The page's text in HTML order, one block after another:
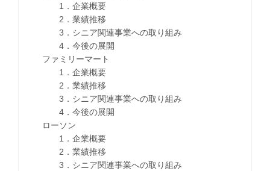
1．企業概要
2．業績推移
3．シニア関連事業への取り組み
4．今後の展開
ファミリーマート
1．企業概要
2．業績推移
3．シニア関連事業への取り組み
4．今後の展開
ローソン
1．企業概要
2．業績推移
3．シニア関連事業への取り組み